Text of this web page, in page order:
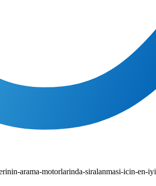
arama-motorlarinda-siralanmasi-icin-en-